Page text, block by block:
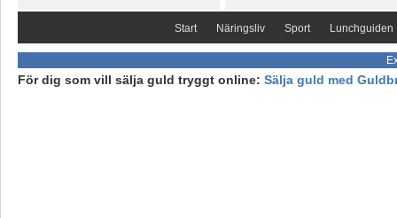
Start Näringsliv Sport Lunchguiden
För dig som vill sälja guld tryggt online: Sälja guld med